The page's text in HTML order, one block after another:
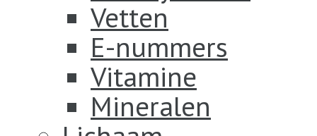
Vetten
E-nummers
Vitamine
Mineralen